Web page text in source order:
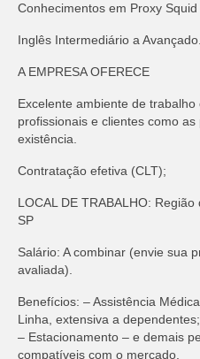
Conhecimentos em Proxy Squid
Inglês Intermediário a Avançado.
A EMPRESA OFERECE
Excelente ambiente de
profissionais e clientes como
existência.
Contratação efetiva (CLT);
LOCAL DE TRABALHO:
SP
Salário: A combinar (envie sua
avaliada).
Benefícios: – Assistência
Linha, extensiva a
– Estacionamento – e demais
compatíveis com o mercado.